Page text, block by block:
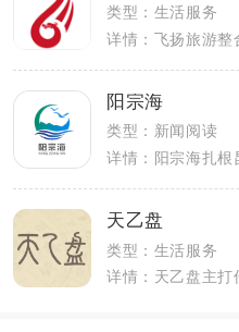
类型：生活服务
阳宗海
类型：新闻阅读
天乙盘
类型：生活服务